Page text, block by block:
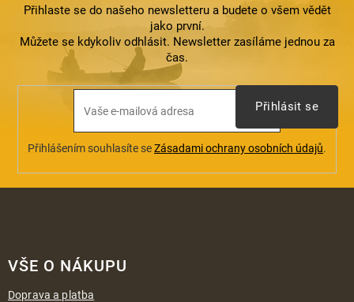
ý
p
i
s
u
Přihlaste se do našeho newsletteru a budete o všem vědět
jako první.
Můžete se kdykoliv odhlásit. Newsletter zasíláme jednou za
čas.
Přihlášením souhlasíte seZásadami ochrany osobních údajů.
Přihlásit se
VŠE O NÁKUPU
Doprava a platba